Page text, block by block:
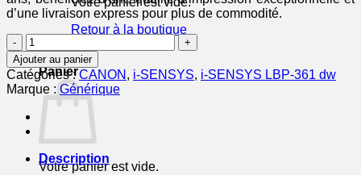
Retour à la boutique
0
Panier
Votre panier est vide.
d’une livraison express pour plus de commodité.
quantité
de
5725C002
/
073H
-
toner
compatible
Canon
Ajouter au panier
Catégories :CANON , i-SENSYS, i-SENSYS LBP-361 dw
Marque : Générique
Description